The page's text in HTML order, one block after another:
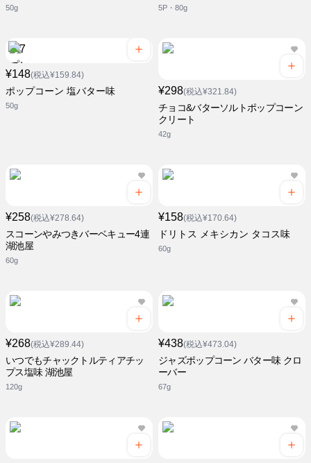
50g 5P・80g
¥148(税込¥159.84)
ポップコーン 塩バター味
50g
¥298(税込¥321.84)
チョコ&バターソルトポップコーン
クリート
42g
¥258(税込¥278.64)
スコーンやみつきバーベキュー4連
湖池屋
60g
¥158(税込¥170.64)
ドリトス メキシカン タコス味
60g
¥268(税込¥289.44)
いつでもチャックトルティアチッ
プス塩味 湖池屋
120g
¥438(税込¥473.04)
ジャズポップコーン バター味 クロ
ーバー
67g